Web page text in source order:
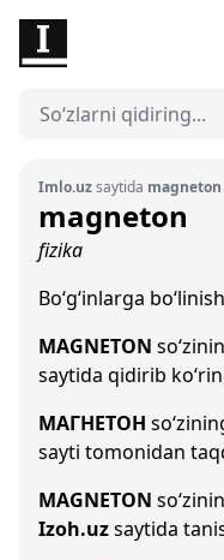
Imlo.uzsaytida magneton
magneton
fizika
Bo‘g‘inlarga
MAGNETON
saytida qidirib
МАГНЕТОН
sayti tomonidan
MAGNETON
Izoh.uzsaytida